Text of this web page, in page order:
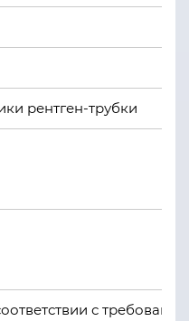
рентген-трубки
с